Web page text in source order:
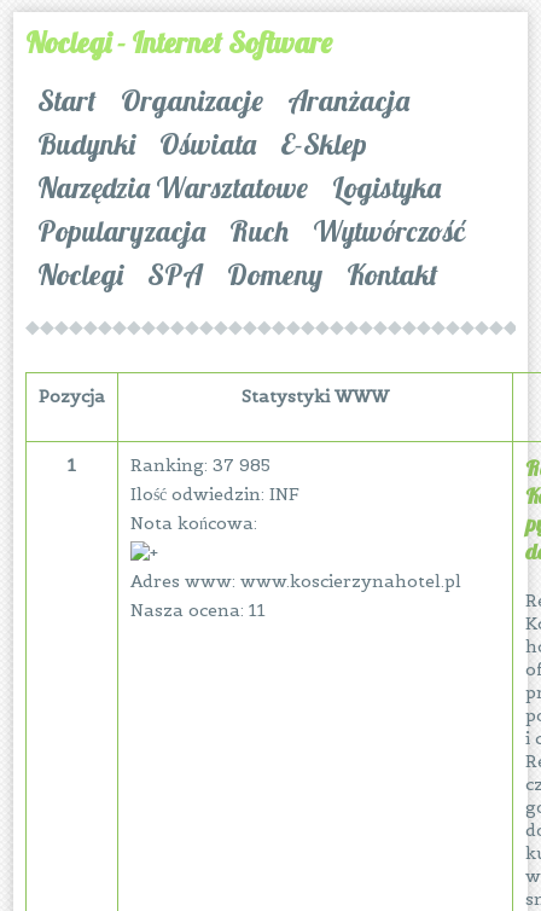
Noclegi - Internet Software
Start
Organizacje
Aranżacja
Budynki
Oświata
E-Sklep
Narzędzia Warsztatowe
Logistyka
Popularyzacja
Ruch
Wytwórczość
Noclegi
SPA Domeny Kontakt
Pozycja Statystyki WWW
1
Ranking: 37 985
Ilość odwiedzin: INF
Nota końcowa:
Adres www: www.koscierzynahotel.pl
Nasza ocena: 11
i